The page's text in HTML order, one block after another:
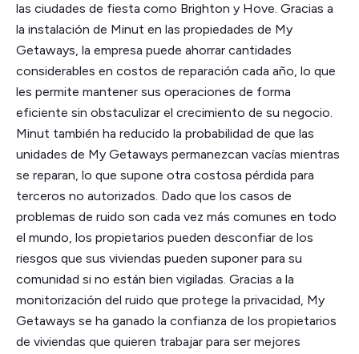
las ciudades de fiesta como Brighton y Hove. Gracias a
la instalación de Minut en las propiedades de My
Getaways, la empresa puede ahorrar cantidades
considerables en costos de reparación cada año, lo que
les permite mantener sus operaciones de forma
eficiente sin obstaculizar el crecimiento de su negocio.
Minut también ha reducido la probabilidad de que las
unidades de My Getaways permanezcan vacías mientras
se reparan, lo que supone otra costosa pérdida para
terceros no autorizados. Dado que los casos de
problemas de ruido son cada vez más comunes en todo
el mundo, los propietarios pueden desconfiar de los
riesgos que sus viviendas pueden suponer para su
comunidad si no están bien vigiladas. Gracias a la
monitorización del ruido que protege la privacidad, My
Getaways se ha ganado la confianza de los propietarios
de viviendas que quieren trabajar para ser mejores